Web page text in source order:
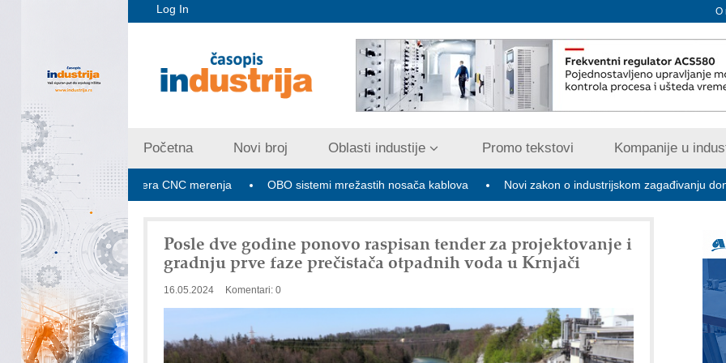
Log In O
Početna Novi broj Oblasti industije Promo tekstovi Kompanije u
V PLUS: Nova era CNC merenja OBO sistemi mrežastih nosača kablova Novi zakon o industrijskom zagađivanju donosi
Posle dve godine ponovo raspisan tender za projektovanje i
gradnju prve faze prečistača otpadnih voda u Krnjači
16.05.2024 Komentari: 0